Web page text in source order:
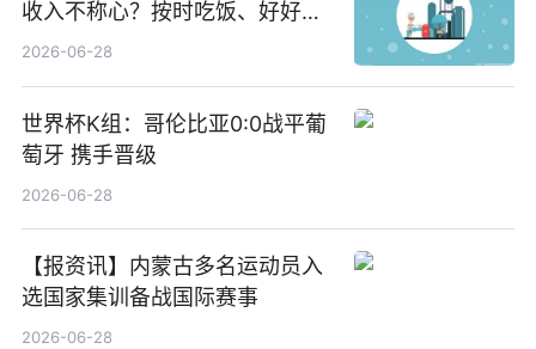
收入不称心？按时吃饭、好好睡
觉
2026-06-28
世界杯K组：哥伦比亚0:0战平葡
萄牙 携手晋级
2026-06-28
【报资讯】内蒙古多名运动员入
选国家集训备战国际赛事
2026-06-28